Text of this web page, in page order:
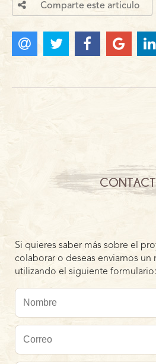
Comparte este articulo
Si quieres saber más sobre el
colaborar o deseas enviarnos un
utilizando el siguiente formulario: